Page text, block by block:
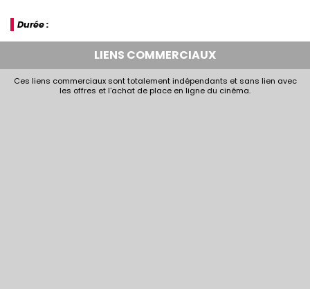
Durée :
LIENS COMMERCIAUX
Ces liens commerciaux sont totalement indépendants et sans lien avec
les offres et l'achat de place en ligne du cinéma.